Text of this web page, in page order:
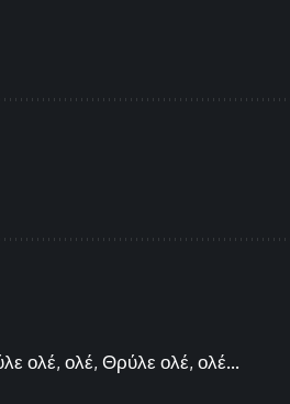
ολέ, ολέ, Θρύλε ολέ, ολέ...